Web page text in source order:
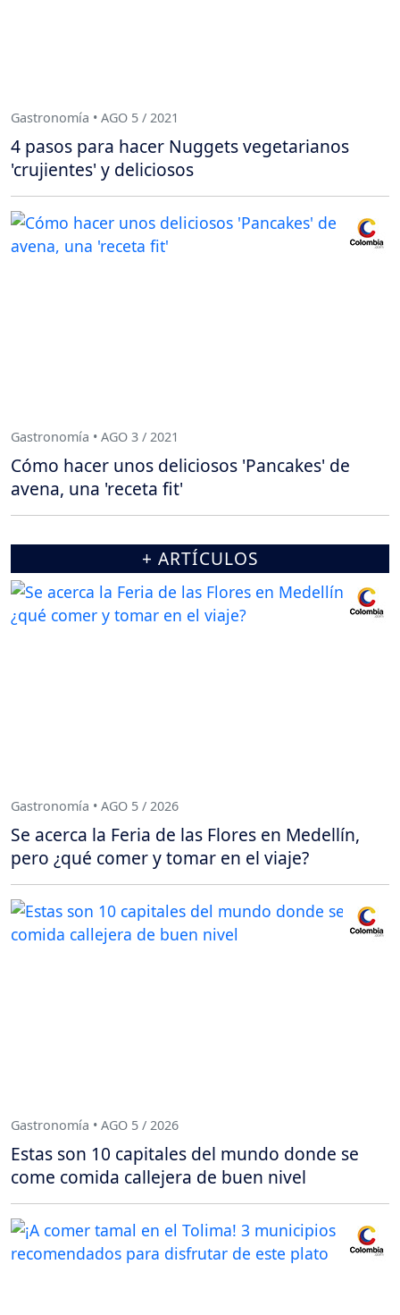
Gastronomía • AGO 5 / 2021
4 pasos para hacer Nuggets vegetarianos
'crujientes' y deliciosos
Gastronomía • AGO 3 / 2021
Cómo hacer unos deliciosos 'Pancakes' de
avena, una 'receta fit'
+ ARTÍCULOS
Gastronomía • AGO 5 / 2026
Se acerca la Feria de las Flores en Medellín,
pero ¿qué comer y tomar en el viaje?
Gastronomía • AGO 5 / 2026
Estas son 10 capitales del mundo donde se
come comida callejera de buen nivel